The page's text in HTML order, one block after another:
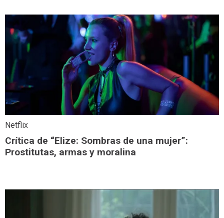
Netflix
Crítica de “Elize: Sombras de una mujer”:
Prostitutas, armas y moralina